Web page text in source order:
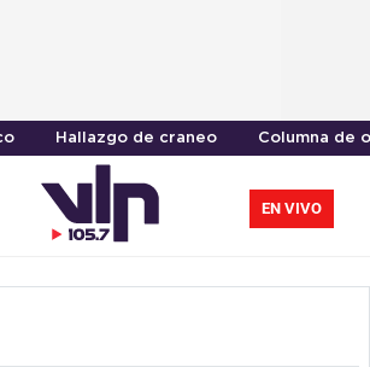
Hallazgo de craneo Columna de
EN VIVO